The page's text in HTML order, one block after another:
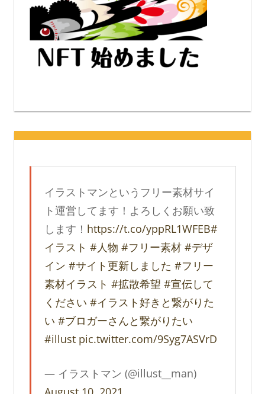
イラストマンというフリー素材サイ
ト運営してます！よろしくお願い致
します！ https://t.co/yppRL1WFEB#
イラスト #人物 #フリー素材 #デザ
イン #サイト更新しました #フリー
素材イラスト #拡散希望 #宣伝して
ください #イラスト好きと繋がりた
い #ブロガーさんと繋がりたい
#illust pic.twitter.com/9Syg7ASVrD
— イラストマン (@illust__man)